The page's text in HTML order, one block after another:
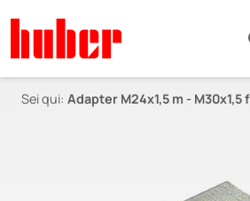
Sei qui: Adapter M24x1,5 m - M30x1,5 f